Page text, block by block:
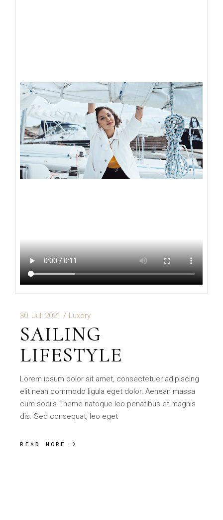
30. Juli 2021 Luxory
SAILING
LIFESTYLE
Lorem ipsum dolor sit amet, consectetuer adipiscing
elit nean commodo ligula eget dolor. Aenean massa
cum sociis Theme natoque leo penatibus et magnis
dis. Sed consequat, leo eget
READ MORE